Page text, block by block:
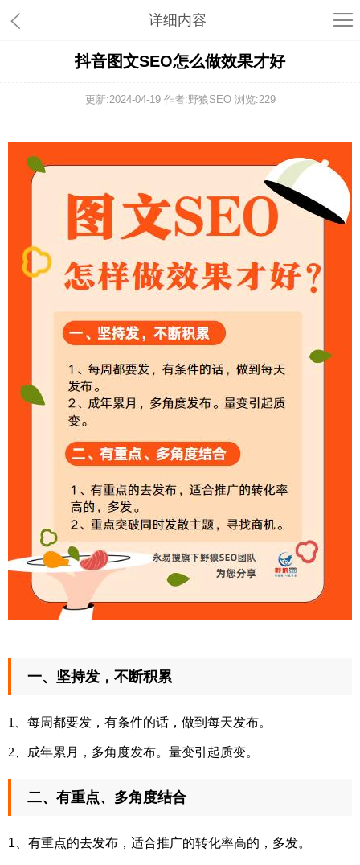
详细内容
抖音图文SEO怎么做效果才好
更新:2024-04-19 作者:野狼SEO 浏览:229
一、坚持发，不断积累
1、每周都要发，有条件的话，做到每天发布。
2、成年累月，多角度发布。量变引起质变。
二、有重点、多角度结合
1、有重点的去发布，适合推广的转化率高的，多发。